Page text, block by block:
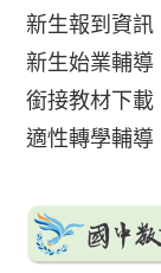
新生報到資訊
新生始業輔導
銜接教材下載
適性轉學輔導